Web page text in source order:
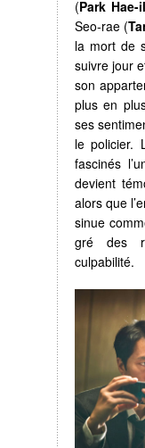
(Park Hae-il
Seo-rae (
la mort de
suivre jour
son
plus en
ses
le policier.
fascinés
devient
alors que
sinue
gré des
culpabilité.